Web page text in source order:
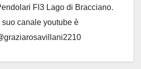
Fl3 Lago di Bracciano.
Il suo canale youtube è